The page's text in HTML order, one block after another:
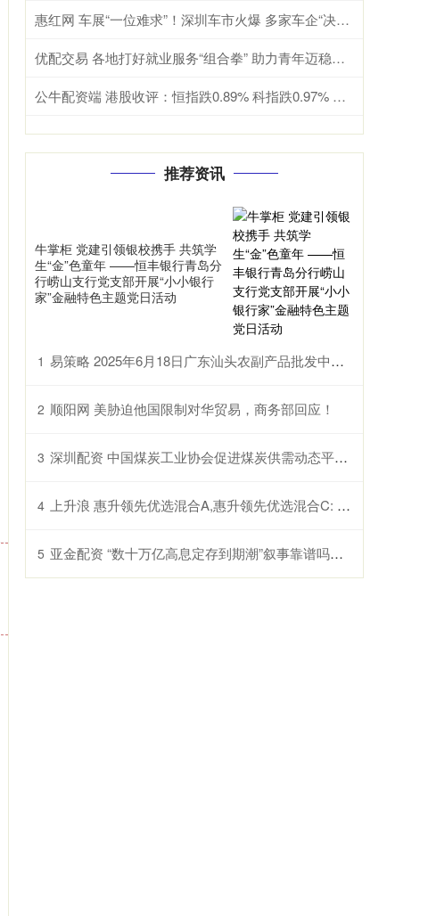
惠红网 车展“一位难求”！深圳车市火爆 多家车企“决战”五一！
优配交易 各地打好就业服务“组合拳” 助力青年迈稳职业生涯“第一步”
公牛配资端 港股收评：恒指跌0.89% 科指跌0.97% 科网股低迷 黄金股普跌 群核科技首日涨超144%
推荐资讯
牛掌柜 党建引领银校携手 共筑学
生“金”色童年 ——恒丰银行青岛分
行崂山支行党支部开展“小小银行
家”金融特色主题党日活动
1 易策略 2025年6月18日广东汕头农副产品批发中心市场价格行情
2 顺阳网 美胁迫他国限制对华贸易，商务部回应！
3 深圳配资 中国煤炭工业协会促进煤炭供需动态平衡 煤价止跌曙光初现
4 上升浪 惠升领先优选混合A,惠升领先优选混合C: 关于以通讯方式召开惠升领先优选混合型证券投资基金基金份额持有人大会的公告
5 亚金配资 “数十万亿高息定存到期潮”叙事靠谱吗？重定价不等于存款搬家 银行有多重手段应对